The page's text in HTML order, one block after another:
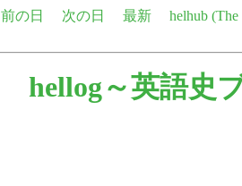
前の日 次の日 最新
helhub
hellog～英語史